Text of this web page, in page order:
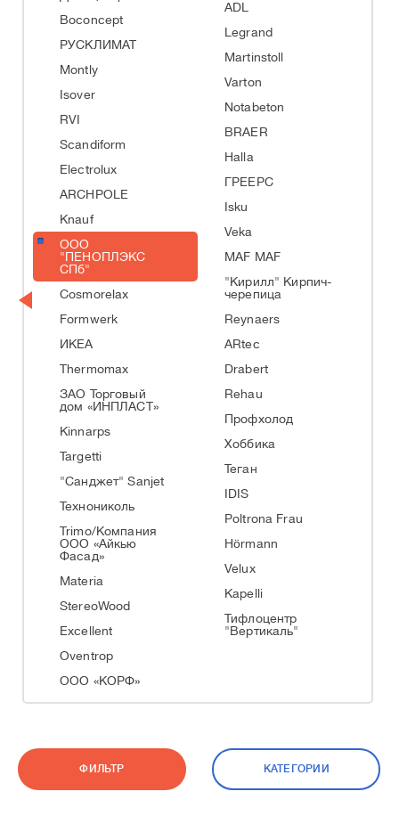
Boconcept
РУСКЛИМАТ
Montly
Isover
RVI
Scandiform
Electrolux
ARCHPOLE
Knauf
ООО
"ПЕНОПЛЭКС
СПб"
Cosmorelax
Formwerk
ИКЕА
Thermomax
ЗАО Торговый
дом «ИНПЛАСТ»
Kinnarps
Targetti
"Санджет" Sanjet
Технониколь
Trimo/Компания
ООО «Айкью
Фасад»
Materia
StereoWood
Excellent
Oventrop
ООО «КОРФ»
ADL
Legrand
Martinstoll
Varton
Notabeton
BRAER
Halla
ГРЕЕРС
Isku
Veka
MAF MAF
"Кирилл" Кирпич-
черепица
Reynaers
ARtec
Drabert
Rehau
Профхолод
Хоббика
Теган
IDIS
Poltrona Frau
Hörmann
Velux
Kapelli
Тифлоцентр
"Вертикаль"
ФИЛЬТР КАТЕГОРИИ